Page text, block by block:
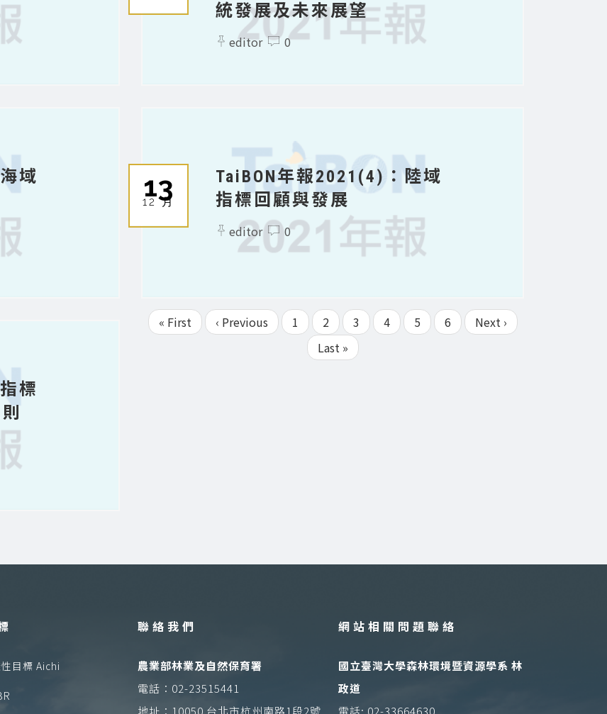
統發展及未來展望
editor 0
域
13
12 月
TaiBON年報2021(4)：陸域
指標回顧與發展
editor 0
標
First
page
« First
Previous
page
‹ Previous Page
1
目
前
頁
2 Page
3 Page
4 Page
5 Page
6
下
一
Next ›
Last
page
Last »
目標 Aichi
聯絡我們
農業部林業及自然保育署
電話：02-23515441
地址：10050 台北市杭州南路1段2號
網站相關問題聯絡
國立臺灣大學森林環境暨資源學系 林
政道
電話: 02-33664630